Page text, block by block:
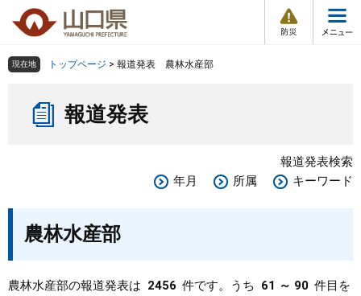
の
ー
メ
組織で探す
Other Languages
くらし・環境
現在地 トップページ > 報道発表 農林水産部
報道発表
報道発表検索
年月
所属 キーワード
農林水産部
農林水産部の報道発表は 2456 件です。うち 61 ～ 90 件目を